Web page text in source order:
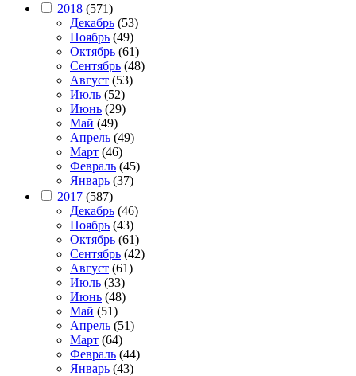
2018 (571)
Декабрь (53)
Ноябрь (49)
Октябрь (61)
Сентябрь (48)
Август (53)
Июль (52)
Июнь (29)
Май (49)
Апрель (49)
Март (46)
Февраль (45)
Январь (37)
2017 (587)
Декабрь (46)
Ноябрь (43)
Октябрь (61)
Сентябрь (42)
Август (61)
Июль (33)
Июнь (48)
Май (51)
Апрель (51)
Март (64)
Февраль (44)
Январь (43)